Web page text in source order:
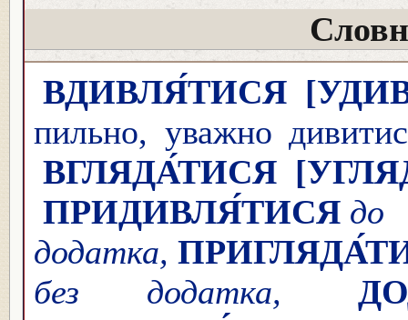
ВДИВЛЯ́ТИСЯ
пильно, уважно
ВГЛЯДА́ТИСЯ
ПРИДИВЛЯ́ТИСЯ до
додатка,
без додатка,